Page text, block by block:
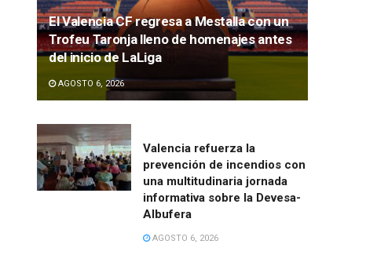
El Valencia CF regresa a Mestalla con un
Trofeu Taronja lleno de homenajes antes
del inicio de LaLiga
AGOSTO 6, 2026
Valencia refuerza la
prevención de incendios con
una multitudinaria jornada
informativa sobre la Devesa-
Albufera
AGOSTO 6, 2026